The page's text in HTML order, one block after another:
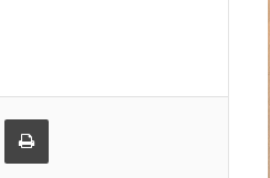
via Email Print